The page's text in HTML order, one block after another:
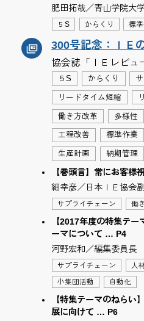
肥田拓哉／青山学院大
５S からくり 標
300号記念：ＩＥ
協会誌「ＩＥレビュ
５S からくり
リードタイム短縮
働き方改革 多様性
工程改善 標準作業
生産計画 納期管理
【巻頭言】常にお客様
細幸彦／日本ＩＥ協会
サプライチェーン 働
【2017年度の特集テ
ーマについて … P4
河野宏和／編集委員長
サプライチェーン 人
小集団活動 自動化
【特集テーマのねらい
展に向けて … P6